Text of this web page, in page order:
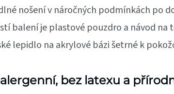
nošení v náročných podmínkách po
balení je plastové pouzdro a návod na
lepidlo na akrylové bázi šetrné k
bez latexu a